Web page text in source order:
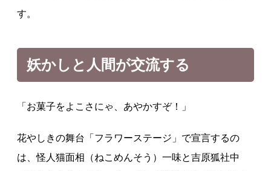
す。
妖かしと人間が交流する
「お菓子をよこさにゃ、あやかすぞ！」
花やしきの舞台「フラワーステージ」で宣言するの
は、怪人猫面相（ねこめんそう）一味と吉原狐社中